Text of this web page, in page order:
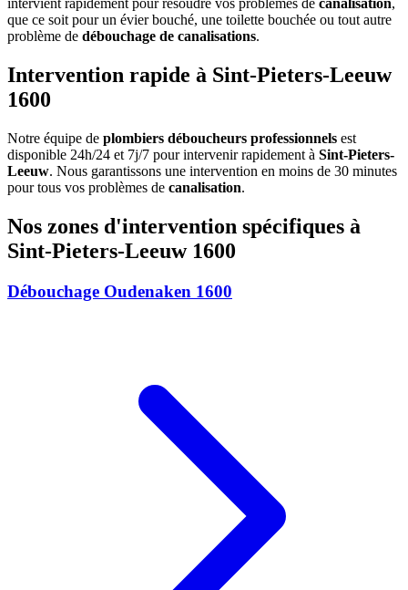
intervient rapidement pour résoudre vos problèmes de canalisation,
que ce soit pour un évier bouché, une toilette bouchée ou tout autre
problème de débouchage de canalisations.
Intervention rapide à Sint-Pieters-Leeuw
1600
Notre équipe de plombiers déboucheurs professionnels est
disponible 24h/24 et 7j/7 pour intervenir rapidement à Sint-Pieters-
Leeuw. Nous garantissons une intervention en moins de 30 minutes
pour tous vos problèmes de canalisation.
Nos zones d'intervention spécifiques à
Sint-Pieters-Leeuw 1600
Débouchage Oudenaken 1600